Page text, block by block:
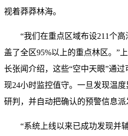
视着莽莽林海。
“我们在重点区域布设211个
盖了全区95%以上的重点林区。”
长张闻介绍，这些“空中天眼”通
现24小时监控值守。一旦发现温
研判，并自动把确认的预警信息派
“系统上线以来已成功发现并